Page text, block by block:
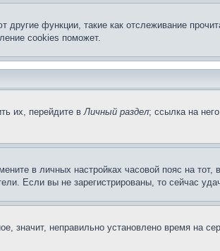
функции, такие как отслеживание
cookies поможет.
их, перейдите вЛичный раздел; ссылка на
в личных настройках часовой пояс на тот,
Если вы не зарегистрированы, то сейчас
значит, неправильно установлено время на